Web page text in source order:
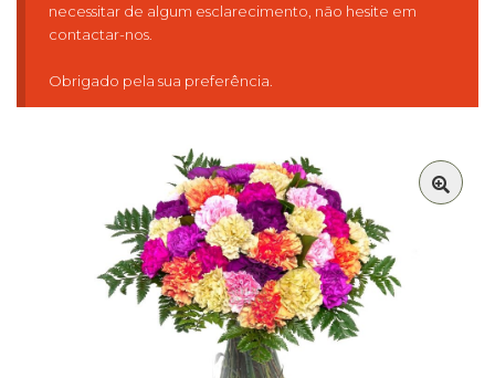
necessitar de algum esclarecimento, não hesite em
contactar-nos.
Obrigado pela sua preferência.